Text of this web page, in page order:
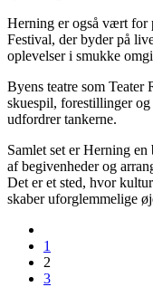
Herning er også vært for
Festival, der byder på
oplevelser i smukke
Byens teatre som Teater
skuespil, forestillinger
udfordrer tankerne.
Samlet set er Herning
af begivenheder og
Det er et sted, hvor
skaber uforglemmelige
1
2
3